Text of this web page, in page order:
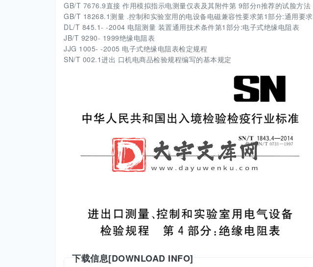
GB/T 7676.9直接 作用模拟指示电测量仅表及其附件第 9部分n推荐的试脸方法
GB/T 18268.1测量 .控制和实验室用的电设备电磁兼容性要求第1部分:通用要求
DL/T 845.1- -2004 电阻测量 装置通用技术条件第1部分:电子式绝缘电阻表
JB/T 9290- 1999绝缘电阻表
JJG 1005- -2005 电子式绝缘电阻表检定规程
SN/T 002.1进出 口机电商品检验规程编写的基本规定
下载信息[DOWNLOAD INFO]